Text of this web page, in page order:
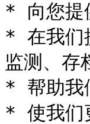
* 向您提
* 在我们
监测、存
* 帮助我
* 使我们